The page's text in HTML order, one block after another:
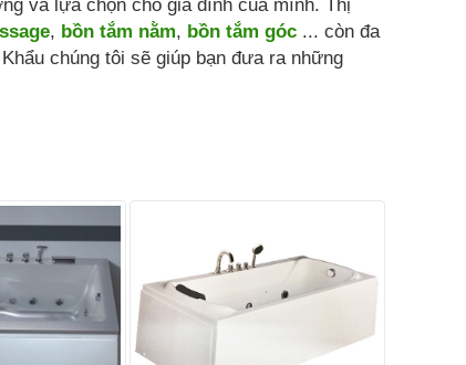
và lựa chọn cho gia đình của mình. Thị
, bồn tắm nằm, bồn tắm góc ... còn đa
chúng tôi sẽ giúp bạn đưa ra những